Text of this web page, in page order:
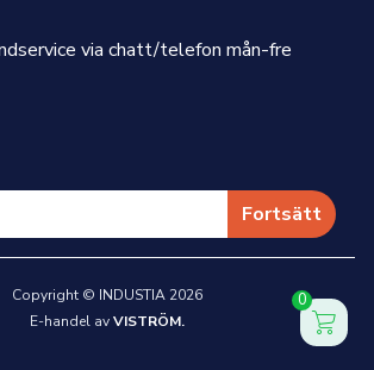
via chatt/telefon mån-fre
Fortsätt
Copyright © INDUSTIA 2026
E-handel avVISTRÖM
0